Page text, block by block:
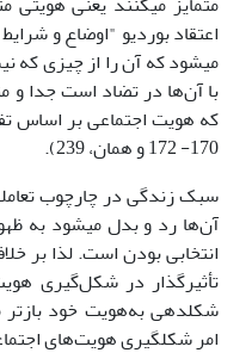
اعتقاد بوردیو "اوضاع و
می‏شود که آن را از چیزی
با آن‌ها در تضاد است جدا و
که هویت اجتماعی بر اساس
170- 172 و همان، 239).
سبک زندگی در چارچوب
آن‌ها رد و بدل می‏شود به
انتخابی بودن ‌است. لذا بر
تأثیرگذار در شکل‌گیری‌
شکل‏دهی ‌به‌هویت‌ خود بازتر
امر شکل‏گیری‌ هویت‌های